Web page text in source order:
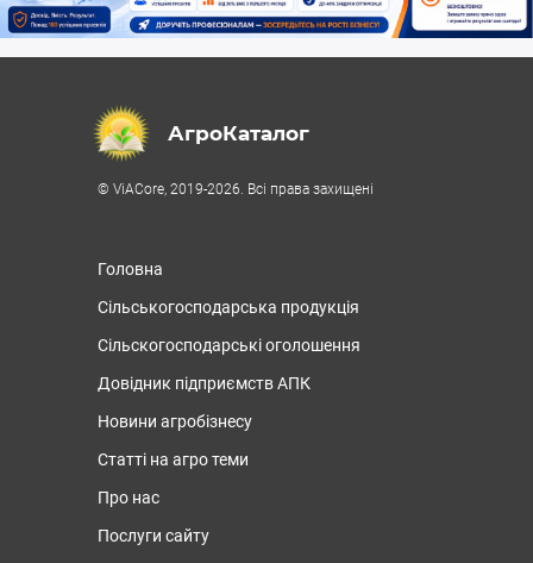
АгроКаталог
© ViACore, 2019-2026. Всі права захищені
Головна
Сільськогосподарська продукція
Сільскогосподарські оголошення
Довідник підприємств АПК
Новини агробізнесу
Статті на агро теми
Про нас
Послуги сайту